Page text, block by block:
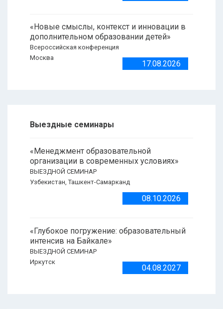
«Новые смыслы, контекст и инновации в
дополнительном образовании детей»
Всероссийская конференция
Москва
17.08.2026
Выездные семинары
«Менеджмент образовательной
организации в современных условиях»
ВЫЕЗДНОЙ СЕМИНАР
Узбекистан, Ташкент-Самарканд
08.10.2026
«Глубокое погружение: образовательный
интенсив на Байкале»
ВЫЕЗДНОЙ СЕМИНАР
Иркутск
04.08.2027